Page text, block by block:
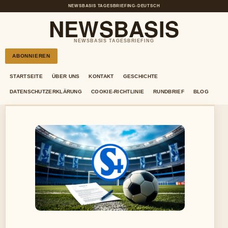
NEWSBASIS TAGESBRIEFING• DEUTSCH
NEWSBASIS
NEWSBASIS TAGESBRIEFING
ABONNIEREN
STARTSEITE ÜBER UNS KONTAKT GESCHICHTE
DATENSCHUTZERKLÄRUNG COOKIE-RICHTLINIE RUNDBRIEF BLOG